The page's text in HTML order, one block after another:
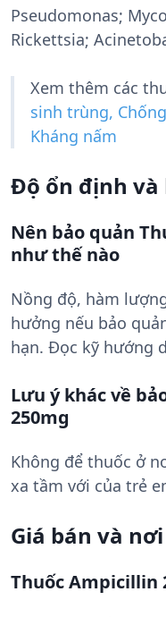
Pseudomonas;
Rickettsia;
Xem thêm các
sinh trùng,
Kháng nấm
Độ ổn định và
Nên bảo quản
như thế nào
Nồng độ, hàm
hưởng nếu bảo
hạn. Đọc kỹ hướng
Lưu ý khác về
250mg
Không để thuốc ở
xa tầm với của trẻ
Giá bán và
Thuốc Ampicillin